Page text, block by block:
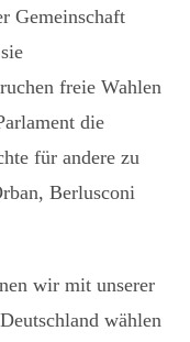
Gemeinschaft
freie Wahlen
die
für andere zu
Berlusconi
wir mit unserer
wählen